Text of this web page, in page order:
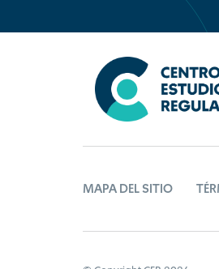
MAPA DEL SITIO